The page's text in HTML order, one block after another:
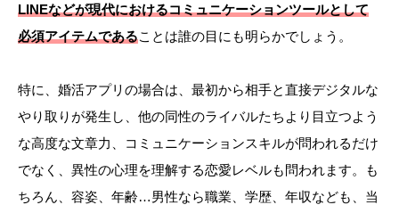
LINEなどが現代におけるコミュニケーションツールとして
必須アイテムであることは誰の目にも明らかでしょう。
特に、婚活アプリの場合は、最初から相手と直接デジタルな
やり取りが発生し、他の同性のライバルたちより目立つよう
な高度な文章力、コミュニケーションスキルが問われるだけ
でなく、異性の心理を理解する恋愛レベルも問われます。も
ちろん、容姿、年齢…男性なら職業、学歴、年収なども、当